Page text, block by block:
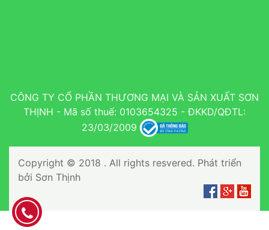
CÔNG TY CỔ PHẦN THƯƠNG MẠI VÀ SẢN XUẤT SƠN
THỊNH - Mã số thuế: 0103654325 - ĐKKD/QĐTL:
23/03/2009
Copyright © 2018 . All rights resvered. Phát triển
bởi Sơn Thịnh